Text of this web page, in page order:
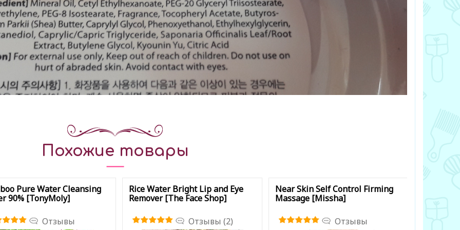
Похожие товары
Pure Water Cleansing
90% [TonyMoly]
Отзывы
Rice Water Bright Lip and Eye
Remover [The Face Shop]
Отзывы (2)
Near Skin Self Control Firming
Massage [Missha]
Отзывы